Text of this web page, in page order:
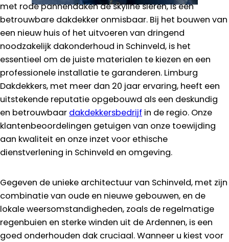
met rode pannendaken de skyline sieren, is een
betrouwbare dakdekker onmisbaar. Bij het bouwen van
een nieuw huis of het uitvoeren van dringend
noodzakelijk dakonderhoud in Schinveld, is het
essentieel om de juiste materialen te kiezen en een
professionele installatie te garanderen. Limburg
Dakdekkers, met meer dan 20 jaar ervaring, heeft een
uitstekende reputatie opgebouwd als een deskundig
en betrouwbaar dakdekkersbedrijf in de regio. Onze
klantenbeoordelingen getuigen van onze toewijding
aan kwaliteit en onze inzet voor ethische
dienstverlening in Schinveld en omgeving.
Gegeven de unieke architectuur van Schinveld, met zijn
combinatie van oude en nieuwe gebouwen, en de
lokale weersomstandigheden, zoals de regelmatige
regenbuien en sterke winden uit de Ardennen, is een
goed onderhouden dak cruciaal. Wanneer u kiest voor